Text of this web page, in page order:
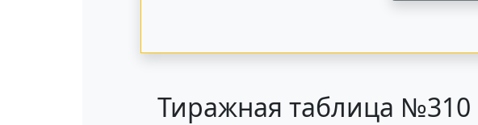
Тиражная таблица